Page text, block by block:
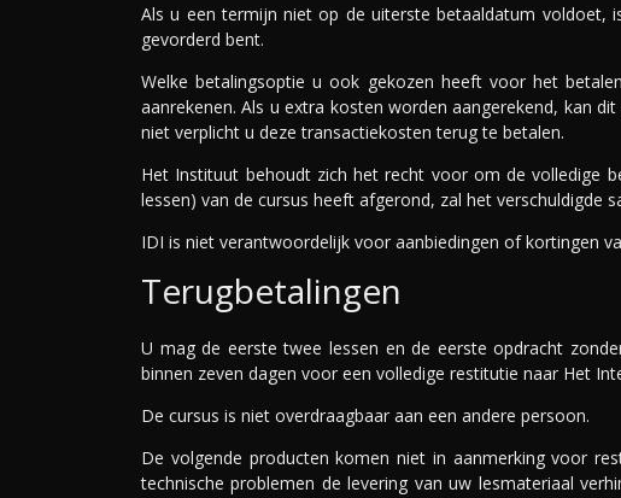
Als u een termijn niet op de uiterste betaaldatum voldoet,
gevorderd bent.
Welke betalingsoptie u ook gekozen heeft voor het
aanrekenen. Als u extra kosten worden aangerekend, kan
niet verplicht u deze transactiekosten terug te betalen.
Het Instituut behoudt zich het recht voor om de volledige
lessen) van de cursus heeft afgerond, zal het verschuldigde
IDI is niet verantwoordelijk voor aanbiedingen of kortingen
Terugbetalingen
U mag de eerste twee lessen en de eerste opdracht
binnen zeven dagen voor een volledige restitutie naar Het
De cursus is niet overdraagbaar aan een andere persoon.
De volgende producten komen niet in aanmerking voor
technische problemen de levering van uw lesmateriaal